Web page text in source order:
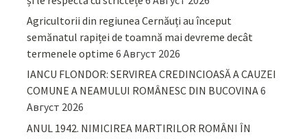
Agricultorii din regiunea Cernăuți au început
semănatul rapiței de toamnă mai devreme decât
termenele optime 6 Август 2026
IANCU FLONDOR: SERVIREA CREDINCIOASĂ A CAUZEI
COMUNE A NEAMULUI ROMÂNESC DIN BUCOVINA6
Август 2026
ANUL 1942. NIMICIREA MARTIRILOR ROMÂNI ÎN